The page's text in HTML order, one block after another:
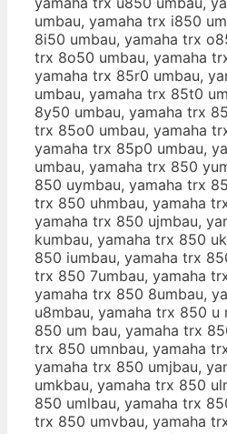
umbau, yamaha trx i850
8i50 umbau, yamaha trx
trx 8o50 umbau, yamaha
yamaha trx 85r0 umbau,
umbau, yamaha trx 85t0
8y50 umbau, yamaha trx
trx 85o0 umbau, yamaha
yamaha trx 85p0 umbau,
umbau, yamaha trx 850
850 uymbau, yamaha trx
trx 850 uhmbau, yamaha
yamaha trx 850 ujmbau,
kumbau, yamaha trx 850
850 iumbau, yamaha trx
trx 850 7umbau, yamaha
yamaha trx 850 8umbau,
u8mbau, yamaha trx 850 u
850 um bau, yamaha trx
trx 850 umnbau, yamaha
yamaha trx 850 umjbau,
umkbau, yamaha trx 850
850 umlbau, yamaha trx
trx 850 umvbau, yamaha